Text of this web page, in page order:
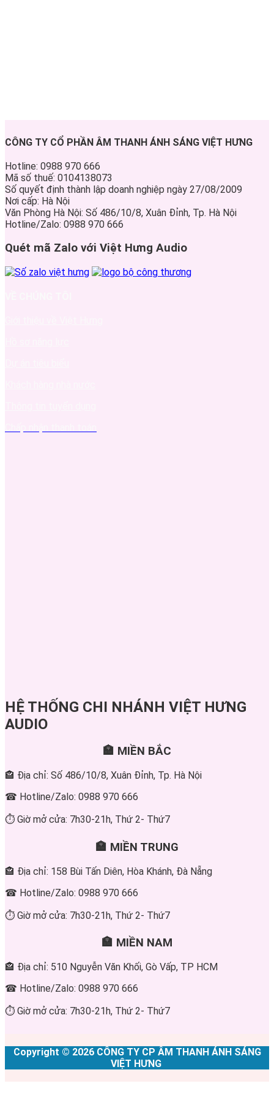
CÔNG TY CỔ PHẦN ÂM THANH ÁNH SÁNG VIỆT HƯNG
Hotline: 0988 970 666
Mã số thuế: 0104138073
Số quyết định thành lập doanh nghiệp ngày 27/08/2009
Nơi cấp: Hà Nội
Văn Phòng Hà Nội: Số 486/10/8, Xuân Đỉnh, Tp. Hà Nội
Hotline/Zalo: 0988 970 666
Quét mã Zalo với Việt Hưng Audio
HỆ THỐNG CHI NHÁNH VIỆT HƯNG
AUDIO
🏣 MIỀN BẮC
🏤 Địa chỉ: Số 486/10/8, Xuân Đỉnh, Tp. Hà Nội
☎ Hotline/Zalo: 0988 970 666
⏱ Giờ mở cửa: 7h30-21h, Thứ 2- Thứ7
🏣 MIỀN TRUNG
🏤 Địa chỉ: 158 Bùi Tấn Diên, Hòa Khánh, Đà Nẵng
☎ Hotline/Zalo: 0988 970 666
⏱ Giờ mở cửa: 7h30-21h, Thứ 2- Thứ7
🏣 MIỀN NAM
🏤 Địa chỉ: 510 Nguyễn Văn Khối, Gò Vấp, TP HCM
☎ Hotline/Zalo: 0988 970 666
⏱ Giờ mở cửa: 7h30-21h, Thứ 2- Thứ7
Copyright © 2026 CÔNG TY CP ÂM THANH ÁNH SÁNG
VIỆT HƯNG